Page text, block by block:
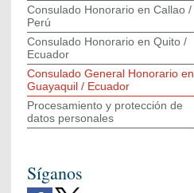
Consulado Honorario en Callao /
Perú
Consulado Honorario en Quito /
Ecuador
Consulado General Honorario en
Guayaquil / Ecuador
Procesamiento y protección de
datos personales
Síganos